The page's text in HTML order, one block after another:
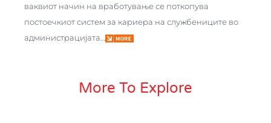
ваквиот начин на вработување се поткопува
постоечкиот систем за кариера на службениците во
администрацијата…
More To Explore